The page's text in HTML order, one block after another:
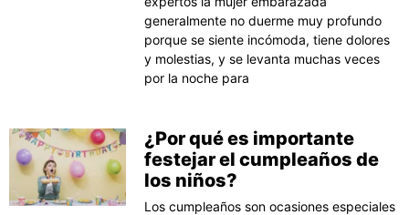
generalmente no duerme muy profundo
porque se siente incómoda, tiene dolores
y molestias, y se levanta muchas veces
por la noche para
¿Por qué es importante
festejar el cumpleaños de
los niños?
Los cumpleaños son ocasiones especiales